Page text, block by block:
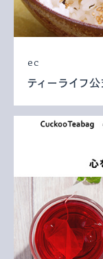
ec
ティーライフ